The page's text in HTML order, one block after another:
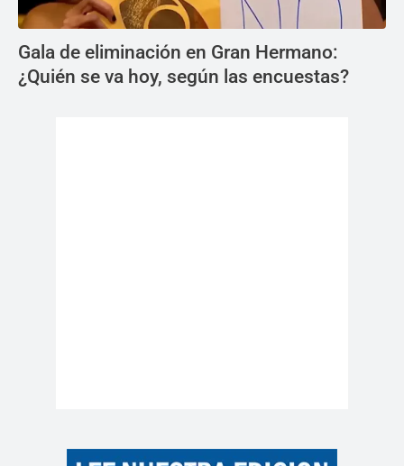
Gala de eliminación en Gran Hermano:
¿Quién se va hoy, según las encuestas?